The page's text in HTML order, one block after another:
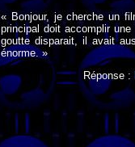
« Bonjour, je cherche un
principal doit accomplir
goutte disparait, il avait
énorme. »
Réponse :